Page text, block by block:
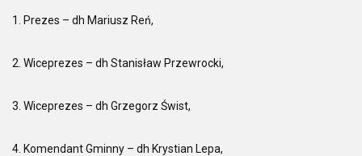
1. Prezes – dh Mariusz Reń,
2. Wiceprezes – dh Stanisław Przewrocki,
3. Wiceprezes – dh Grzegorz Świst,
4. Komendant Gminny – dh Krystian Lepa,